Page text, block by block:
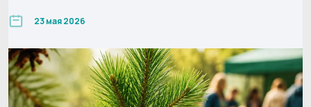
23 мая 2026
Обращение принято
В ближайшее время мы свяжемся с вами